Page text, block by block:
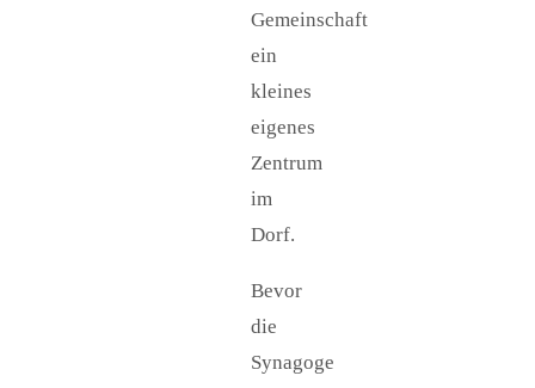
Gemeinschaft
ein
kleines
eigenes
Zentrum
im
Dorf.
Bevor
die
Synagoge